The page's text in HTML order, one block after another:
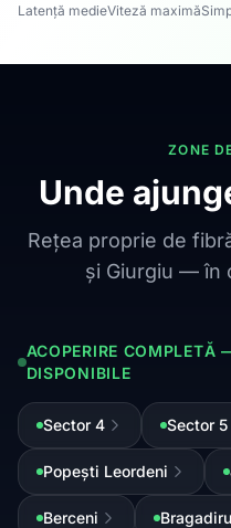
Latență medieViteză maximă
ZONE
Unde
Rețea proprie de
și Giurgiu — în
ACOPERIRE COMPLETĂ
DISPONIBILE
Sector 4 Sector 5
Popești Leordeni
Berceni Bragadiru